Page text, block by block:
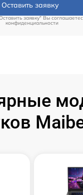
Оставить заявку
заявку" Вы
конфиденциальности